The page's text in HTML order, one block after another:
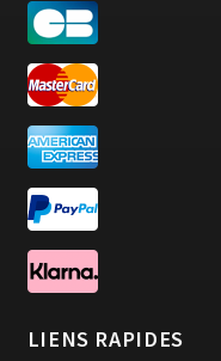
LIENS RAPIDES